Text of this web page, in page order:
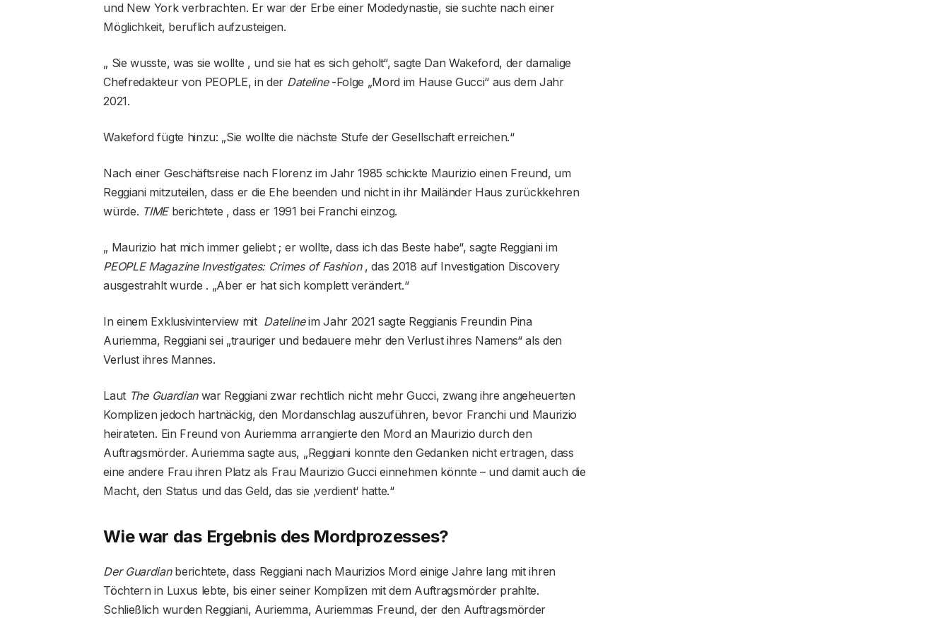
und New York verbrachten. Er war der Erbe einer Modedynastie, sie suchte nach einer
Möglichkeit, beruflich aufzusteigen.
„ Sie wusste, was sie wollte , und sie hat es sich geholt“, sagte Dan Wakeford, der damalige
Chefredakteur von PEOPLE, in der Dateline-Folge „Mord im Hause Gucci“ aus dem Jahr
2021.
Wakeford fügte hinzu: „Sie wollte die nächste Stufe der Gesellschaft erreichen.“
Nach einer Geschäftsreise nach Florenz im Jahr 1985 schickte Maurizio einen Freund, um
Reggiani mitzuteilen, dass er die Ehe beenden und nicht in ihr Mailänder Haus zurückkehren
würde. TIMEberichtete , dass er 1991 bei Franchi einzog.
„ Maurizio hat mich immer geliebt ; er wollte, dass ich das Beste habe“, sagte Reggiani im
PEOPLE Magazine Investigates: Crimes of Fashion, das 2018 auf Investigation Discovery
ausgestrahlt wurde . „Aber er hat sich komplett verändert.“
In einem Exklusivinterview mit Datelineim Jahr 2021 sagte Reggianis Freundin Pina
Auriemma, Reggiani sei „trauriger und bedauere mehr den Verlust ihres Namens“ als den
Verlust ihres Mannes.
Laut The Guardianwar Reggiani zwar rechtlich nicht mehr Gucci, zwang ihre angeheuerten
Komplizen jedoch hartnäckig, den Mordanschlag auszuführen, bevor Franchi und Maurizio
heirateten. Ein Freund von Auriemma arrangierte den Mord an Maurizio durch den
Auftragsmörder. Auriemma sagte aus, „Reggiani konnte den Gedanken nicht ertragen, dass
eine andere Frau ihren Platz als Frau Maurizio Gucci einnehmen könnte – und damit auch die
Macht, den Status und das Geld, das sie ‚verdient‘ hatte.“
Wie war das Ergebnis des Mordprozesses?
Der Guardianberichtete, dass Reggiani nach Maurizios Mord einige Jahre lang mit ihren
Töchtern in Luxus lebte, bis einer seiner Komplizen mit dem Auftragsmörder prahlte.
Schließlich wurden Reggiani, Auriemma, Auriemmas Freund, der den Auftragsmörder